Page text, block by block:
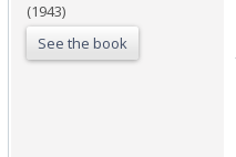
(1943)
See the book